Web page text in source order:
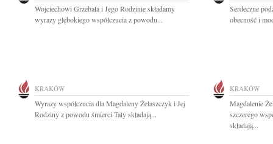
Wojciechowi Grzebała i Jego Rodzinie składamy
wyrazy głębokiego współczucia z powodu...
Serdeczne
obecność i
KRAKÓW
Wyrazy współczucia dla Magdaleny Żelaszczyk i Jej
Rodziny z powodu śmierci Taty składają...
KRAKÓW
Magdalenie
szczerego
składają...